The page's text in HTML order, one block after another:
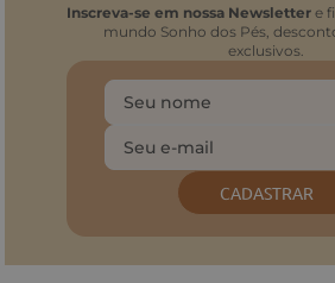
Inscreva-se em nossa Newsletter e
mundo Sonho dos Pés,
exclusivos.
CADASTRAR